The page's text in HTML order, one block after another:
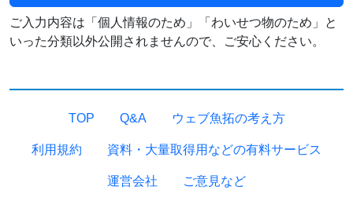
ご入力内容は「個人情報のため」「わいせつ物のため」と
いった分類以外公開されませんので、ご安心ください。
TOP Q&A ウェブ魚拓の考え方
利用規約 資料・大量取得用などの有料サービス
運営会社 ご意見など